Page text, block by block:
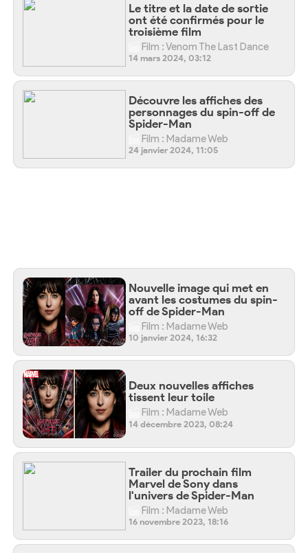
Le titre et la date de sortie
ont été confirmés pour le
troisième film
Film : Venom The Last Dance
14 mars 2024, 03:12
Découvre les affiches des
personnages du spin-off de
Spider-Man
Film : Madame Web
24 janvier 2024, 11:05
Nouvelle image qui met en
avant les costumes du spin-
off de Spider-Man
Film : Madame Web
10 janvier 2024, 16:32
Deux nouvelles affiches
tissent leur toile
Film : Madame Web
14 décembre 2023, 08:24
Trailer du prochain film
Marvel de Sony dans
l'univers de Spider-Man
Film : Madame Web
16 novembre 2023, 18:16